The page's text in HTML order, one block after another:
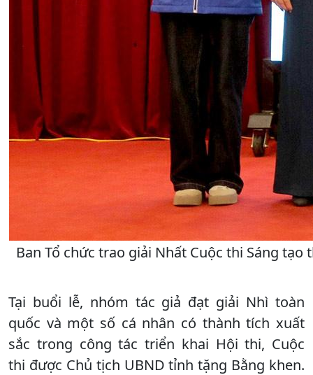
Ban Tổ chức trao giải Nhất Cuộc thi Sáng
Tại buổi lễ, nhóm tác giả đạt giải Nhì toàn
quốc và một số cá nhân có thành tích xuất
sắc trong công tác triển khai Hội thi, Cuộc
thi được Chủ tịch UBND tỉnh tặng Bằng khen.